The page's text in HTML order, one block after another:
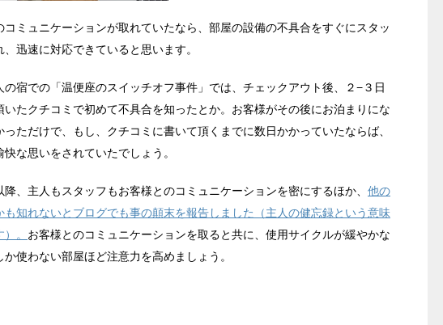
コミュニケーションが取れていたなら、部屋の設備の不具合をすぐにスタッ
迅速に対応できていると思います。
の宿での「温便座のスイッチオフ事件」では、チェックアウト後、２−３日
いたクチコミで初めて不具合を知ったとか。お客様がその後にお泊まりにな
っただけで、もし、クチコミに書いて頂くまでに数日かかっていたならば、
な思いをされていたでしょう。
降、主人もスタッフもお客様とのコミュニケーションを密にするほか、 他の
も知れないとブログでも事の顛末を報告しました（主人の健忘録という意味
。 お客様とのコミュニケーションを取ると共に、使用サイクルが緩やかな
使わない部屋ほど注意力を高めましょう。